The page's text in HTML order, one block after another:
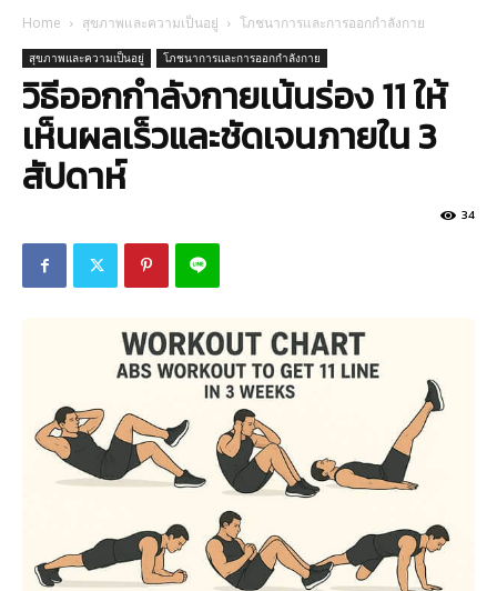
Home สุขภาพและความเป็นอยู่ โภชนาการและการออกกำลังกาย
สุขภาพและความเป็นอยู่ โภชนาการและการออกกำลังกาย
วิธีออกกำลังกายเน้นร่อง 11 ให้
เห็นผลเร็วและชัดเจนภายใน 3
สัปดาห์
34